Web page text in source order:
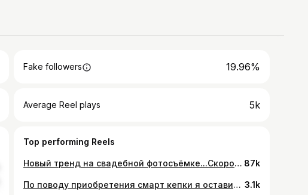
Fake followers 19.96%
Average Reel plays 5k
Top performing Reels
Новый тренд на свадебной фотосъёмке...Скоро смотрите у каждого второго...или третьего... @zakaryan_armen тестирует новый вид освещения... Голос за кадром @edomix82 87k
По поводу приобретения смарт кепки я оставил для вас ссылку в шапке профиля. 3.1k